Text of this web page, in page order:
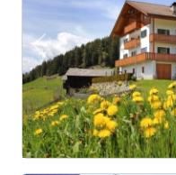
Previous